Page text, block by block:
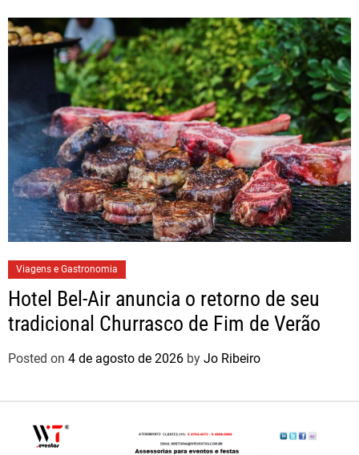
Viagens e Gastronomia
Hotel Bel-Air anuncia o retorno de seu
tradicional Churrasco de Fim de Verão
Posted on 4 de agosto de 2026 by Jo Ribeiro